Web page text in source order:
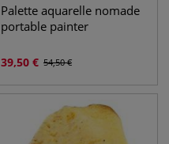
Palette aquarelle nomade
portable painter
39,50 € 54,50€